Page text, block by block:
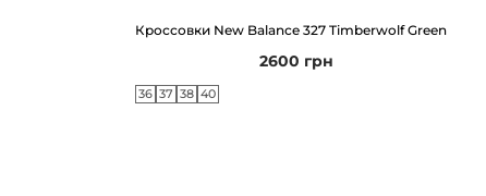
Кроссовки New Balance 327 Timberwolf Green
2600 грн
36 37 38 40